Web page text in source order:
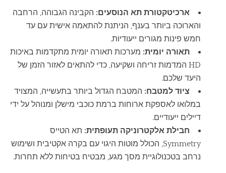
ארכיטקטורת תא הנוסעים: הקבינה הגבוהה, הרחבה
והארוכה ביותר בענף, הניתנת להתאמה אישית עם עד
חמש פינות מגורים ייעודיות.
תאורה יומית: מערכות תאורה יומית מתקדמות באיכות
HD המדמות זריחה ושקיעה, כדי להתאים לאזור הזמן של
היעד שלכם.
ציוד למטבח: המטבח הגדול ביותר בתעשייה, המצויד
במלואו לאספקת ארוחות ברמת כוכבי מישלן ומנוהל על ידי
דיילים ייעודיים.
חבילת אלקטרוניקה תעופתית: תא הטייס
Symmetry, הכולל מוטות היגוי עם בקרה אקטיבית ושימוש
נרחב בטכנולוגיית מסך מגע, מבטיח בטיחות ללא תחרות.